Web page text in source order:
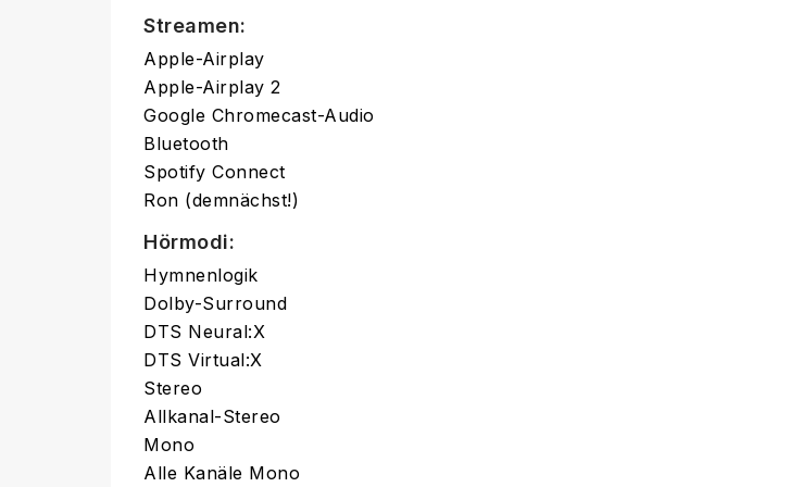
Streamen:
Apple-Airplay
Apple-Airplay 2
Google Chromecast-Audio
Bluetooth
Spotify Connect
Ron (demnächst!)
Hörmodi:
Hymnenlogik
Dolby-Surround
DTS Neural:X
DTS Virtual:X
Stereo
Allkanal-Stereo
Mono
Alle Kanäle Mono